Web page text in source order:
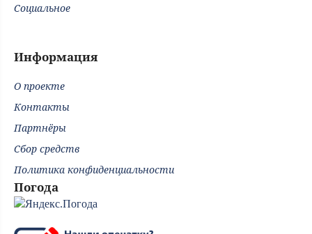
Социальное
Информация
О проекте
Контакты
Партнёры
Сбор средств
Политика конфиденциальности
Погода